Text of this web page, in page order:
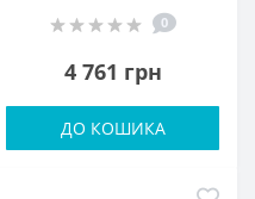
0
4 761 грн
ДО КОШИКА